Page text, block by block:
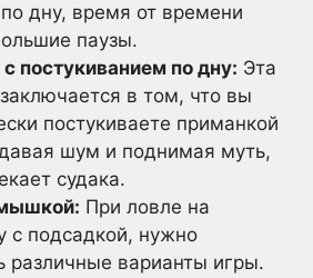
дну, время от времени
паузы.
постукиванием по дну: Эта
в том, что вы
постукиваете приманкой
шум и поднимая муть,
судака.
При ловле на
подсадкой, нужно
различные варианты игры.